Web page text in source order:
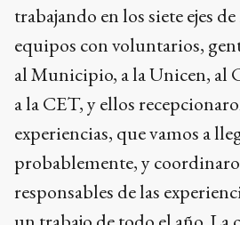
trabajando en los siete ejes
equipos con voluntarios,
al Municipio, a la Unicen, al
a la CET, y ellos
experiencias, que vamos a
probablemente, y
responsables de las